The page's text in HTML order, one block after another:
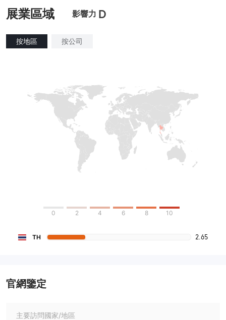
展業區域 影響力 D
按地區 按公司
0 2 4 6 8 10
TH 2.65
官網鑒定
主要訪問國家/地區